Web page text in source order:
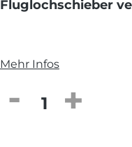
Fluglochschieber
Mehr Infos
Produkt Anzahl: